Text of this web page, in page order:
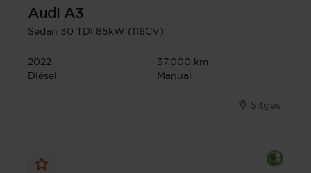
Audi A3
Sedan 30 TDI 85kW (116CV)
2022
37.000 km
Diésel
Manual
Sitges